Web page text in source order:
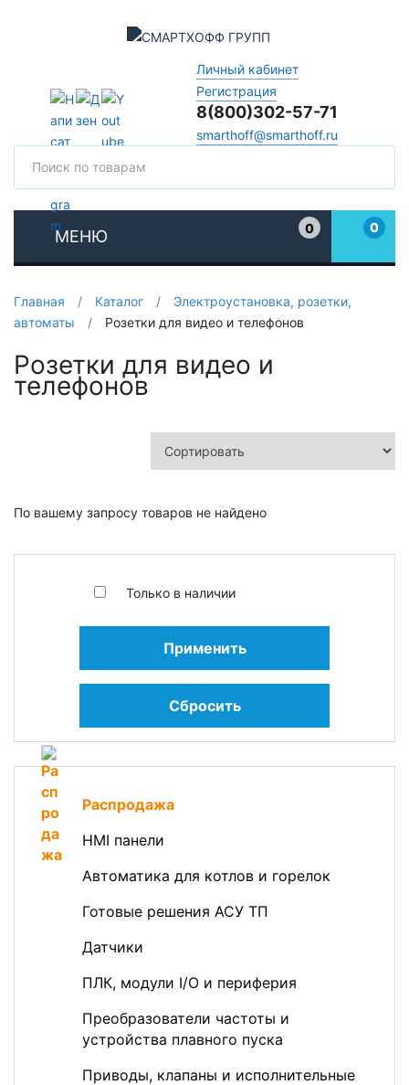
Личный кабинет
Регистрация
8(800)302-57-71
smarthoff@smarthoff.ru
МЕНЮ
0
0
Главная / Каталог /
Электроустановка, розетки,
автоматы
/ Розетки для видео и телефонов
Только в наличии
Применить
Сбросить
Распродажа
HMI панели
Автоматика для котлов и горелок
Готовые решения АСУ ТП
Датчики
ПЛК, модули I/O и периферия
Преобразователи частоты и
устройства плавного пуска
Приводы, клапаны и исполнительные
Розетки для видео и
телефонов
По вашему запросу товаров не найдено